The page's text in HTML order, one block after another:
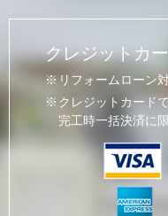
クレジットカ
リフォームローン
クレジットカード
完工時一括決済に